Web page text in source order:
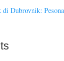
Dubrovnik: